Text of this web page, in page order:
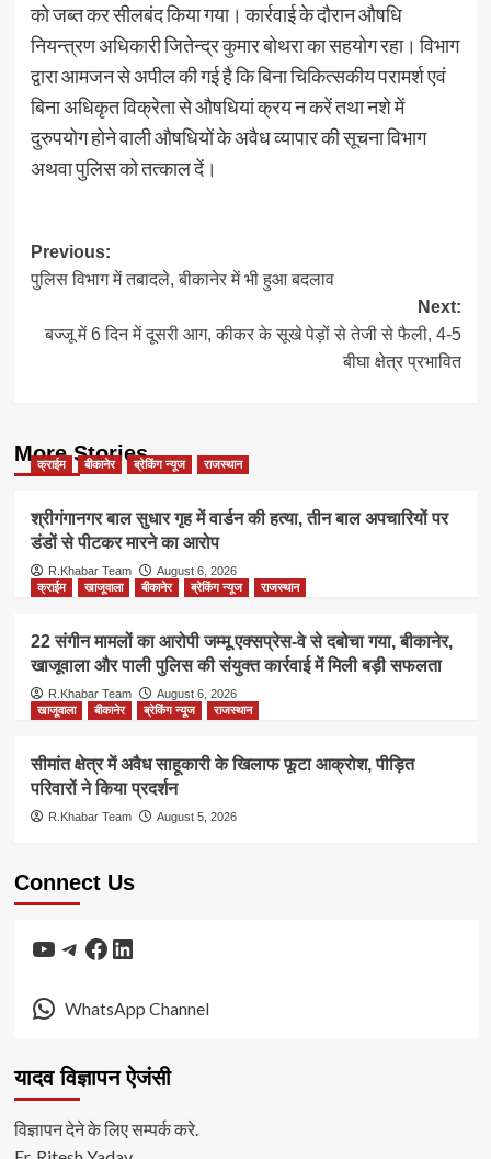
को जब्त कर सीलबंद किया गया। कार्रवाई के दौरान औषधि
नियन्त्रण अधिकारी जितेन्द्र कुमार बोथरा का सहयोग रहा। विभाग
द्वारा आमजन से अपील की गई है कि बिना चिकित्सकीय परामर्श एवं
बिना अधिकृत विक्रेता से औषधियां क्रय न करें तथा नशे में
दुरुपयोग होने वाली औषधियों के अवैध व्यापार की सूचना विभाग
अथवा पुलिस को तत्काल दें।
Post
navigation
Previous:
पुलिस विभाग में तबादले, बीकानेर में भी हुआ बदलाव
Next:
बज्जू में 6 दिन में दूसरी आग, कीकर के सूखे पेड़ों से तेजी से फैली, 4-5
बीघा क्षेत्र प्रभावित
More Stories
क्राईम बीकानेर ब्रेकिंग न्यूज राजस्थान
श्रीगंगानगर बाल सुधार गृह में वार्डन की हत्या, तीन बाल अपचारियों पर
डंडों से पीटकर मारने का आरोप
R.Khabar Team
August 6, 2026
क्राईम
खाजूवाला बीकानेर ब्रेकिंग न्यूज राजस्थान
22 संगीन मामलों का आरोपी जम्मू एक्सप्रेस-वे से दबोचा गया, बीकानेर,
खाजूवाला और पाली पुलिस की संयुक्त कार्रवाई में मिली बड़ी सफलता
R.Khabar Team
August 6, 2026
खाजूवाला
बीकानेर ब्रेकिंग न्यूज राजस्थान
सीमांत क्षेत्र में अवैध साहूकारी के खिलाफ फूटा आक्रोश, पीड़ित
परिवारों ने किया प्रदर्शन
R.Khabar Team August 5, 2026
Connect Us
YouTube
Telegram
Facebook
LinkedIn
WhatsApp Channel
यादव विज्ञापन ऐजंसी
विज्ञापन देने के लिए सम्पर्क करे.